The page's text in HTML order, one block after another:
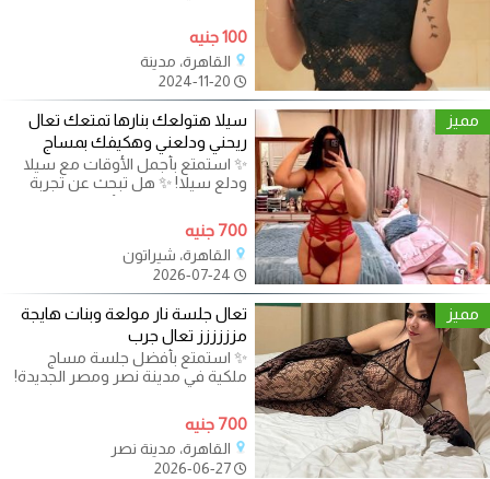
100 جنيه
القاهرة، مدينة
مميز
سيلا هتولعك بنارها تمتعك تعال
ريحني ودلعني وهكيفك بمساج
✨ استمتع بأجمل الأوقات مع سيلا
ودلع سيلا! ✨ هل تبحث عن تجربة
فريدة من نوعها تملؤها المتعة
700 جنيه
القاهرة، شيراتون
مميز
تعال جلسة نار مولعة وبنات هايجة
مزززززز تعال جرب
✨ استمتع بأفضل جلسة مساج
ملكية في مدينة نصر ومصر الجديدة!
تلامس
700 جنيه
القاهرة، مدينة نصر
2026-06-27